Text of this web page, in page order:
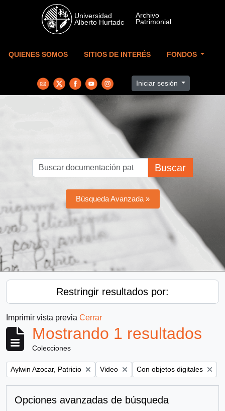
Skip to main content
QUIENES SOMOS SITIOS DE INTERÉS FONDOS
Iniciar sesión
Buscar
Búsqueda Avanzada »
Restringir resultados por:
Imprimir vista previa Cerrar
Mostrando 1 resultados
Colecciones
Remove filter:
Aylwin Azocar, Patricio Remove filter:
Video Remove filter:
Con objetos digitales
Opciones avanzadas de búsqueda